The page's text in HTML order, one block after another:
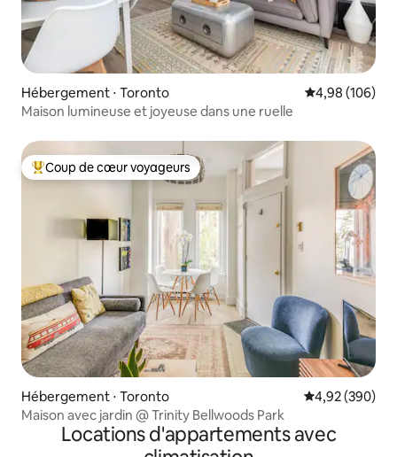
Hébergement ⋅ Toronto Évaluation
4,98 (106)
Maison lumineuse et joyeuse dans une ruelle
Coups de cœur voyageurs les plus appréciés
Coup de cœur voyageurs
Hébergement ⋅ Toronto Évaluation
4,92 (390)
Maison avec jardin @ Trinity Bellwoods Park
Locations d'appartements avec